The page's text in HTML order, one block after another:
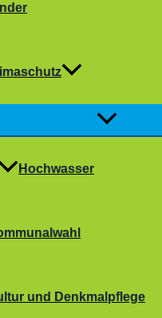
Menü
Hochwasser
und Denkmalpflege